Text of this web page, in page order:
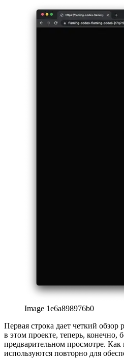
становится видно несколько
больше информации в очень
Image 1e6a898976b0